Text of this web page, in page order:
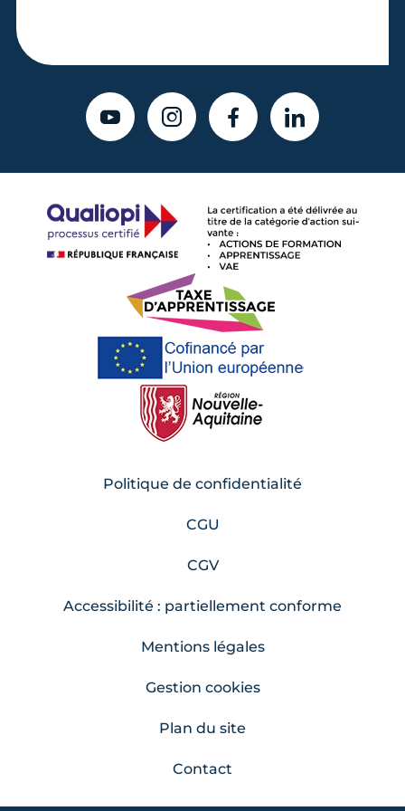
YOUTUBEINSTAGRAMFACEBOOKLINKEDIN
Politique de confidentialité
CGU
CGV
Accessibilité : partiellement conforme
Mentions légales
Gestion cookies
Plan du site
Contact